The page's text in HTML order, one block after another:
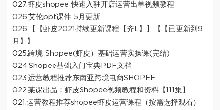
027.虾皮shopee 快速入驻开店运营出单视频教程
026.艾伦ppt课件 5月更新
026.【【虾皮2021持续更新课程【齐L】】【【已更新到9
月】】
025.跨境 Shopee(虾皮）基础运营实操课(完结)
024.Shopee基础入门宝典PDF文档
023.运营教程推荐东南亚跨境电商SHOPEE
022.某课出品：虾皮Shopee视频教程和资料【111集】
021.运营教程推荐shopee虾皮运营课程（按需选择观看）